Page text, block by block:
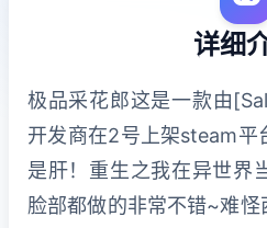
详细
极品采花郎这是一款由
开发商在2号上架steam平
是肝！重生之我在异世界
脸部都做的非常不错~难